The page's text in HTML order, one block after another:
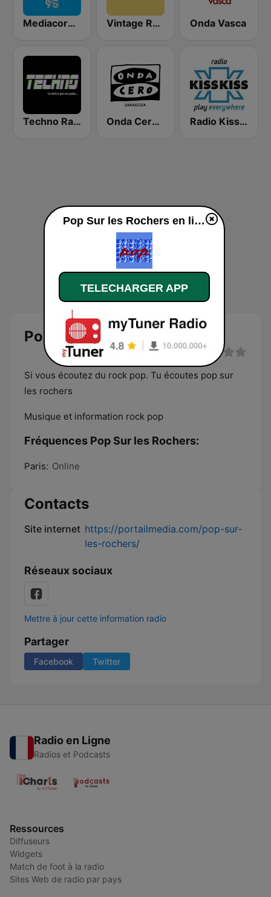
Mediacorp CLASS 95 Vintage Radio Onda Vasca
Techno Radio Onda Cero Zaragoza Radio Kiss Kiss
Pop Sur les Rochers
Si vous écoutez du rock pop. Tu écoutes pop sur
les rochers
Musique et information rock pop
Fréquences Pop Sur les Rochers:
Paris: Online
Contacts
Site internet https://portailmedia.com/pop-sur-
les-rochers/
Réseaux sociaux
Mettre à jour cette information radio
Partager
Facebook Twitter
Radio en Ligne
Radios et Podcasts
Ressources
Diffuseurs
Widgets
Match de foot à la radio
Sites Web de radio par pays
Pop Sur les Rochers en ligne
TELECHARGER APP